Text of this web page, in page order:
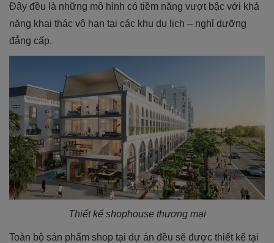
Đây đều là những mô hình có tiềm năng vượt bậc với khả
năng khai thác vô hạn tại các khu du lịch – nghỉ dưỡng
đẳng cấp.
Thiết kế shophouse thương mại
Toàn bộ sản phẩm shop tại dự án đều sẽ được thiết kế tại